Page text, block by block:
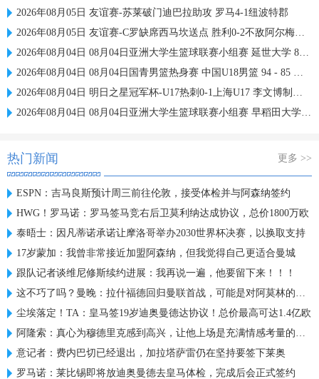
2026年08月05日 友谊赛-苏莱破门迪巴拉助攻 罗马4-1纽波特郡
2026年08月05日 友谊赛-C罗缺席西马坎送点 胜利0-2不敌阿尔梅里亚
2026年08月04日 08月04日亚洲大学生篮球联赛小组赛 延世大学 82 - 83 北京大学 集锦
2026年08月04日 08月04日国青男篮热身赛 中国U18男篮 94 - 85 加拿大大卫·安篮球学院 集锦
2026年08月04日 明日之星冠军杯-U17热刺0-1上海U17 李文博制胜球
2026年08月04日 08月04日亚洲大学生篮球联赛小组赛 早稻田大学 71 - 86 清华大学 集锦
热门新闻 更多 >>
ESPN：吉马良斯预计周三前往伦敦，接受体检并与阿森纳签约
HWG！罗马诺：罗马签马竞右后卫莫利纳达成协议，总价1800万欧
泰晤士：因凡蒂诺承诺让摩洛哥举办2030世界杯决赛，以换取支持
17岁蒙加：我曾非常接近加盟阿森纳，但我觉得自己更适合曼城
跟队记者谈维尼修斯续约进展：我再说一遍，他要留下来！！！
这不巧了吗？曼晚：拉什福德回归曼联首战，可能是对阿莫林的米兰
尘埃落定！TA：皇马签19岁迪奥曼德达协议！总价最高可达1.4亿欧
阿隆索：真心为穆德里克感到高兴，让他上场是充满情感考量的决定
意记者：费内巴切已经退出，加拉塔萨雷仍在坚持要签下莱奥
罗马诺：莱比锡即将放迪奥曼德去皇马体检，完成后会正式签约